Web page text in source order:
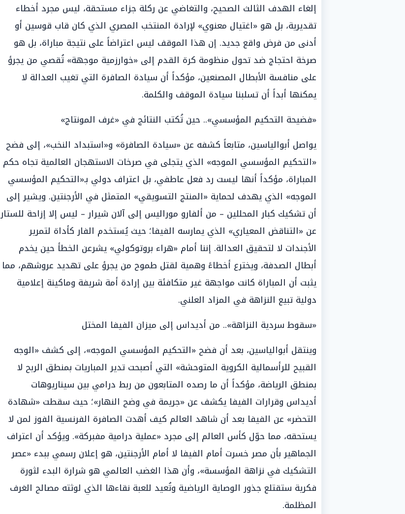
إلغاء الهدف الثالث الصحيح، والتغاضي عن ركلة جزاء مستحقة، ليس مجرد أخطاء
تقديرية، بل هو «اغتيال معنوي» لإرادة المنتخب المصري الذي كان قاب قوسين أو
أدنى من فرض واقع جديد. إن هذا الموقف ليس اعتراضاً على نتيجة مباراة، بل هو
صرخة احتجاج ضد تحول منظومة كرة القدم إلى «خوارزمية موجهة» تُقصي من يجرؤ
على منافسة الأبطال المصنعين، مؤكداً أن سيادة الصافرة التي تغيب العدالة لا
يمكنها أبداً أن تسلبنا سيادة الموقف والكلمة.
«فضيحة التحكيم المؤسسي».. حين تُكتب النتائج في «غرف المونتاج»
يواصل أبوالياسين، متابعاً كشفه عن «سيادة الصافرة» و«استبداد النخب»، إلى فضح
«التحكيم المؤسسي الموجه» الذي يتجلى في صرخات الاستهجان العالمية تجاه حكم
المباراة، مؤكداً أنها ليست رد فعل عاطفي، بل اعتراف دولي بـ«التحكيم المؤسسي
الموجه» الذي يهدف لحماية «المنتج التسويقي» المتمثل في الأرجنتين. ويشير إلى
أن تشكيك كبار المحللين – من ألفارو موراليس إلى آلان شيرار – ليس إلا إزاحة للستار
عن «التناقض المعياري» الذي يمارسه الفيفا؛ حيث يُستخدم الفار كأداة لتمرير
الأجندات لا لتحقيق العدالة. إننا أمام «هراء بروتوكولي» يشرعن الخطأ حين يخدم
أبطال الصدفة، ويخترع أخطاءً وهمية لقتل طموح من يجرؤ على تهديد عروشهم، مما
يثبت أن المباراة كانت مواجهة غير متكافئة بين إرادة أمة شريفة وماكينة إعلامية
دولية تبيع النزاهة في المزاد العلني.
«سقوط سردية النزاهة».. من أديداس إلى ميزان الفيفا المختل
وينتقل أبوالياسين، بعد أن فضح «التحكيم المؤسسي الموجه»، إلى كشف «الوجه
القبيح للرأسمالية الكروية المتوحشة» التي أصبحت تدير المباريات بمنطق الربح لا
بمنطق الرياضة، مؤكداً أن ما رصده المتابعون من ربط درامي بين سيناريوهات
أديداس وقرارات الفيفا يكشف عن «جريمة في وضح النهار»؛ حيث سقطت «شهادة
التحضر» عن الفيفا بعد أن شاهد العالم كيف أهدت الصافرة الفرنسية الفوز لمن لا
يستحقه، مما حوّل كأس العالم إلى مجرد «عملية درامية مفبركة». ويؤكد أن اعتراف
الجماهير بأن مصر خسرت أمام الفيفا لا أمام الأرجنتين، هو إعلان رسمي ببدء «عصر
التشكيك في نزاهة المؤسسة»، وأن هذا الغضب العالمي هو شرارة البدء لثورة
فكرية ستقتلع جذور الوصاية الرياضية وتُعيد للعبة نقاءها الذي لوثته مصالح الغرف
المظلمة.